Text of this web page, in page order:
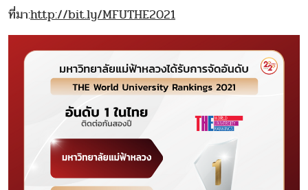
ที่มา:http://bit.ly/MFUTHE2021